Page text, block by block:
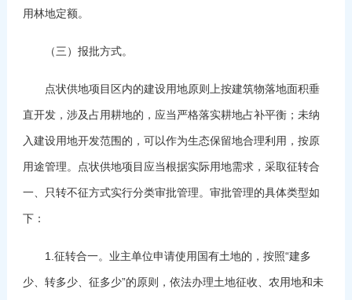
用林地定额。
（三）报批方式。
点状供地项目区内的建设用地原则上按建筑物落地面积垂
直开发，涉及占用耕地的，应当严格落实耕地占补平衡；未纳
入建设用地开发范围的，可以作为生态保留地合理利用，按原
用途管理。点状供地项目应当根据实际用地需求，采取征转合
一、只转不征方式实行分类审批管理。审批管理的具体类型如
下：
1.征转合一。业主单位申请使用国有土地的，按照“建多
少、转多少、征多少”的原则，依法办理土地征收、农用地和未